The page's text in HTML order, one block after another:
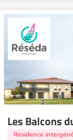
Les Balcons
Résidence